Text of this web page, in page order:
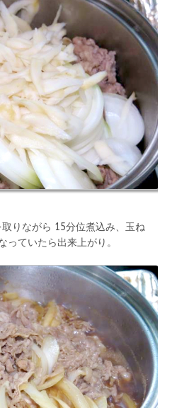
りながら 15分位煮込み、玉ね
っていたら出来上がり。